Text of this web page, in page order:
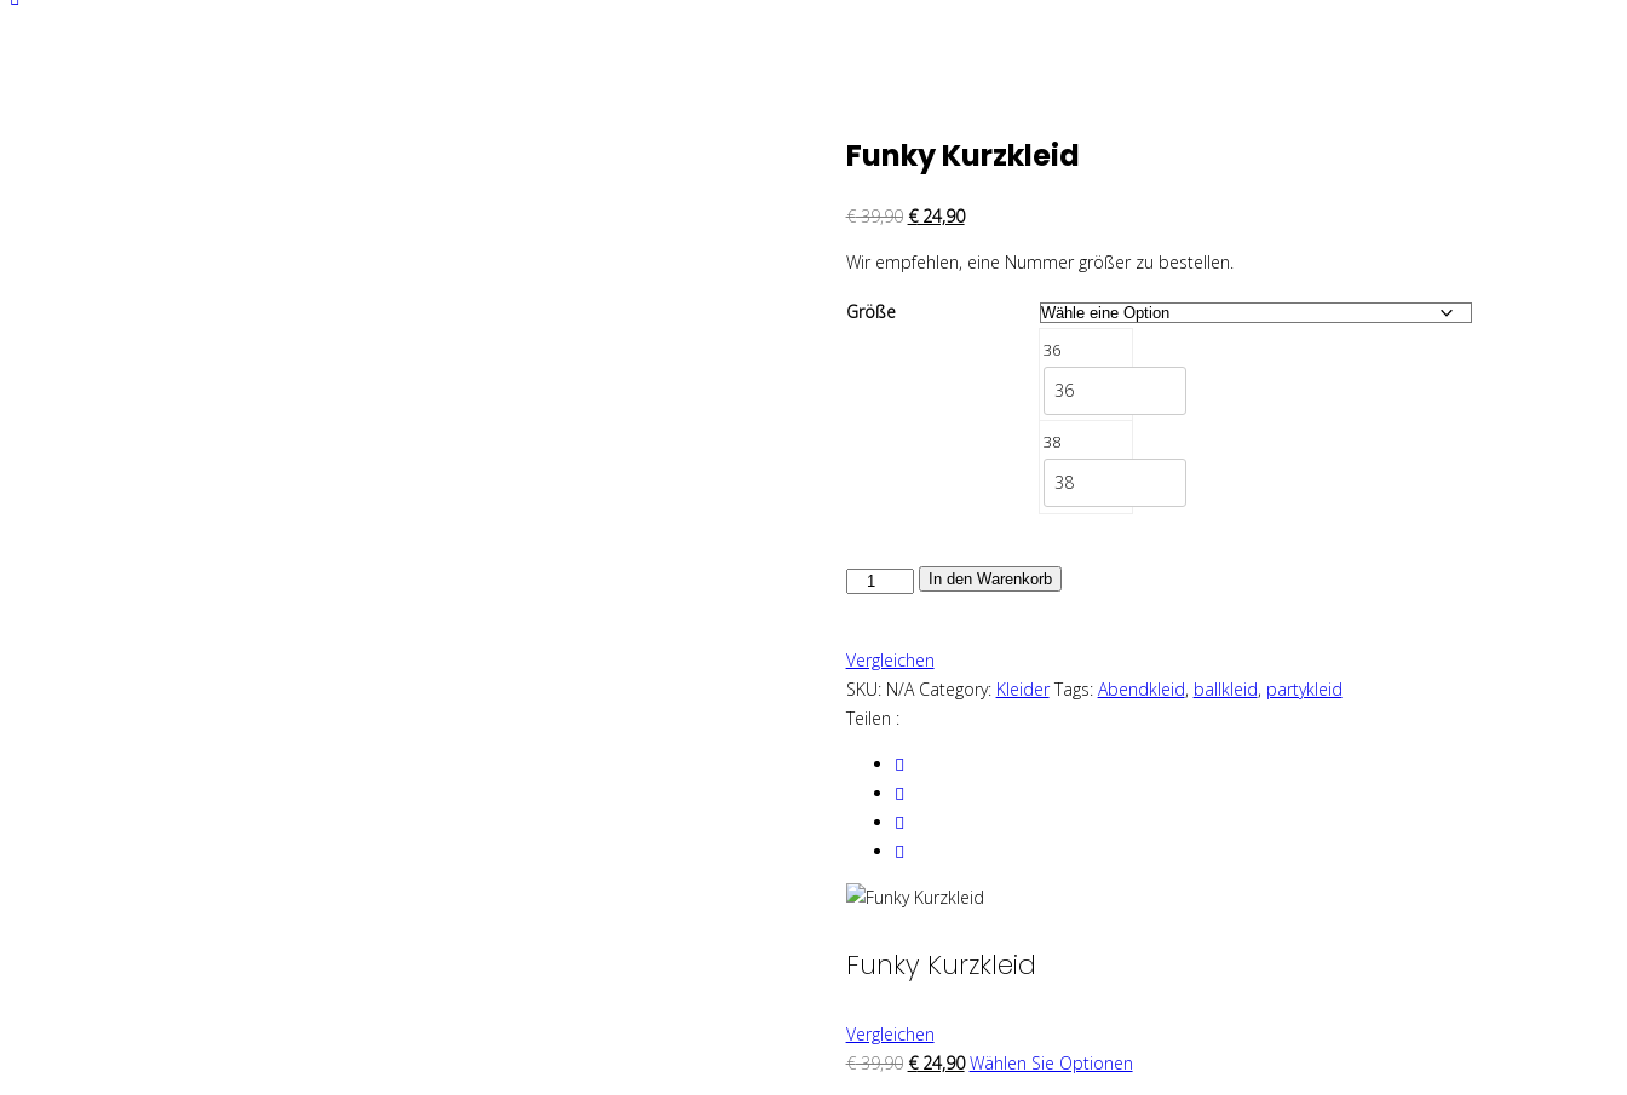
Funky Kurzkleid
€39,90 €24,90
Wir empfehlen, eine Nummer größer zu bestellen.
Größe
36
36
38
38
Funky
In den Warenkorb
Vergleichen
SKU: N/A Category: Kleider Tags: Abendkleid, ballkleid, partykleid
Teilen :
Funky Kurzkleid
Vergleichen
€39,90 €24,90 Wählen Sie Optionen